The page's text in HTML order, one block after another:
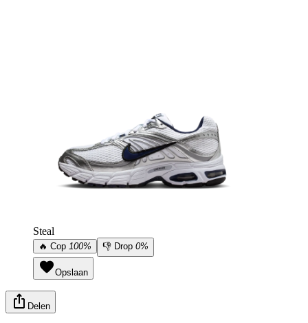
Steal
🔥 Cop 100% 👎 Drop 0%
Opslaan
Delen